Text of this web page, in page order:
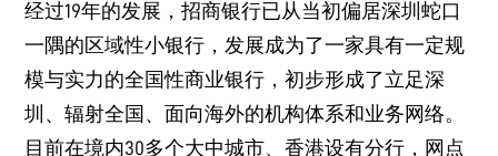
经过19年的发展，招商银行已从当初偏居深圳蛇口
一隅的区域性小银行，发展成为了一家具有一定规
模与实力的全国性商业银行，初步形成了立足深
圳、辐射全国、面向海外的机构体系和业务网络。
目前在境内30多个大中城市、香港设有分行，网点